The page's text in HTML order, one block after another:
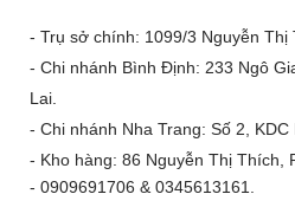
- Trụ sở chính: 1099/3 Nguyễn Thị
- Chi nhánh Bình Định: 233 Ngô
Lai.
- Chi nhánh Nha Trang: Số 2,
- Kho hàng: 86 Nguyễn Thị Thích,
- 0909691706 & 0345613161.